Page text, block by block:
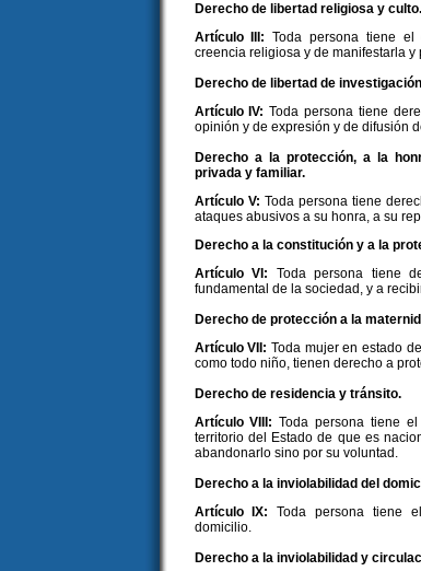
Derecho de libertad religiosa y culto.
Artículo III:Toda persona tiene el
creencia religiosa y de manifestarla
Derecho de libertad de
Artículo IV:Toda persona tiene
opinión y de expresión y de difusión
Derecho a la protección, a la
privada y familiar.
Artículo V: Toda persona tiene
ataques abusivos a su honra, a su
Derecho a la constitución y a la
Artículo VI: Toda persona tiene
fundamental de la sociedad, y a
Derecho de protección a la
Artículo VII: Toda mujer en estado
como todo niño, tienen derecho a
Derecho de residencia y tránsito.
Artículo VIII:Toda persona tiene
territorio del Estado de que es
abandonarlo sino por su voluntad.
Derecho a la inviolabilidad del
Artículo IX:Toda persona tiene
domicilio.
Derecho a la inviolabilidad y